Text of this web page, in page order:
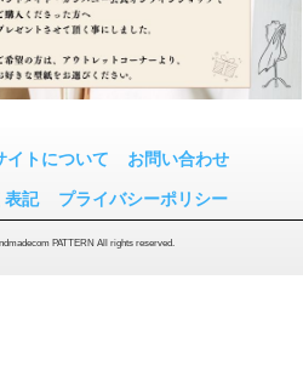
イトについて お問い合わせ
表記 プライバシーポリシー
PATTERN All rights reserved.